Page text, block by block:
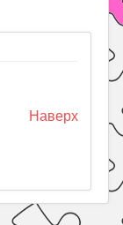
Наверх